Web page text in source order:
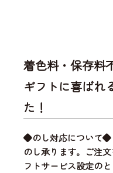
着色料・保存料
ギフトに喜ばれ
た！
◆のし対応について◆
のし承ります。ご注
フトサービス設定の